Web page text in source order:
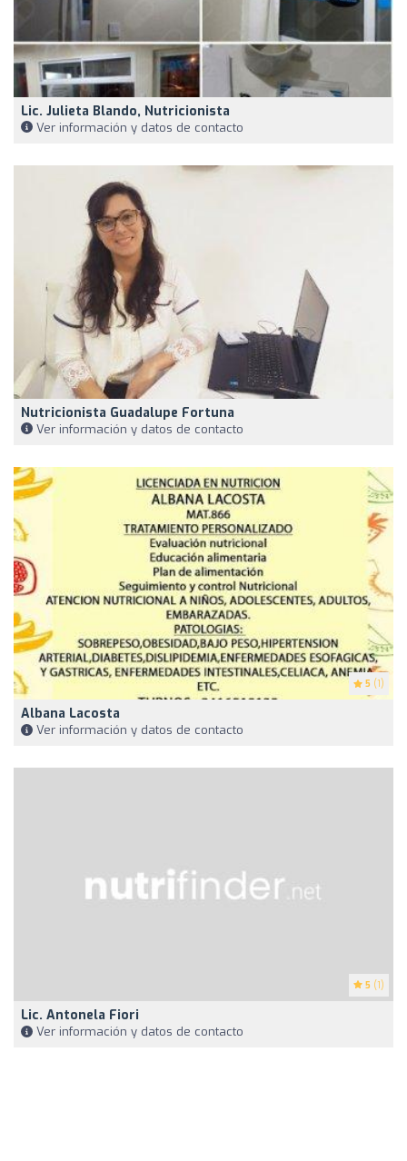
Lic. Julieta Blando, Nutricionista
Ver información y datos de contacto
Nutricionista Guadalupe Fortuna
Ver información y datos de contacto
5 (1)
Albana Lacosta
Ver información y datos de contacto
5 (1)
Lic. Antonela Fiori
Ver información y datos de contacto